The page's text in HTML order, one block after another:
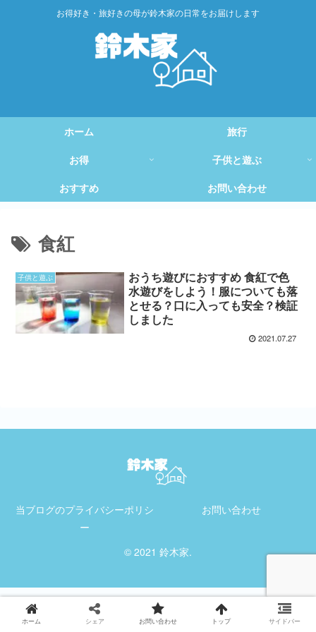
お得好き・旅好きの母が鈴木家の日常をお届けします
ホーム
旅行
お得
子供と遊ぶ
おすすめ
お問い合わせ
食紅
子供と遊ぶ
おうち遊びにおすすめ 食紅で色
水遊びをしよう！服についても落
とせる？口に入っても安全？検証
しました
2021.07.27
当ブログのプライバシーポリシ
ー
お問い合わせ
© 2021 鈴木家.
ホーム シェア お問い合わせ トップ サイドバー